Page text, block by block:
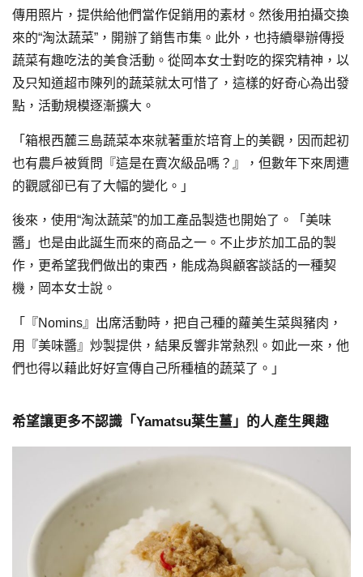
傳用照片，提供給他們當作促銷用的素材。然後用拍攝交換
來的“淘汰蔬菜”，開辦了銷售市集。此外，也持續舉辦傳授
蔬菜有趣吃法的美食活動。從岡本女士對吃的探究精神，以
及只知道超市陳列的蔬菜就太可惜了，這樣的好奇心為出發
點，活動規模逐漸擴大。
「箱根西麓三島蔬菜本來就著重於培育上的美觀，因而起初
也有農戶被質問『這是在賣次級品嗎？』，但數年下來周遭
的觀感卻已有了大幅的變化。」
後來，使用“淘汰蔬菜”的加工產品製造也開始了。「美味
醬」也是由此誕生而來的商品之一。不止步於加工品的製
作，更希望我們做出的東西，能成為與顧客談話的一種契
機，岡本女士說。
「『Nomins』出席活動時，把自己種的蘿美生菜與豬肉，
用『美味醬』炒製提供，結果反響非常熱烈。如此一來，他
們也得以藉此好好宣傳自己所種植的蔬菜了。」
希望讓更多不認識「Yamatsu葉生薑」的人產生興趣